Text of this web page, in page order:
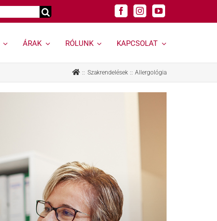
vizsgálatok »
rendellenességek
Rák és rákhajlam
genetikai vizsgálata
Öröklődő emlő- és
petefészekrák
Felnőtt
szakrendelések »
Horkolás
Hypospadiasis Centrum
ÁRAK RÓLUNK KAPCSOLAT
Szakrendelések Allergológia